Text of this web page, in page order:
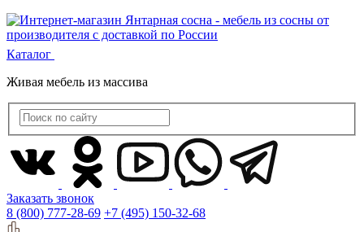
Каталог
Живая мебель из массива
Заказать звонок
8 (800) 777-28-69 +7 (495) 150-32-68